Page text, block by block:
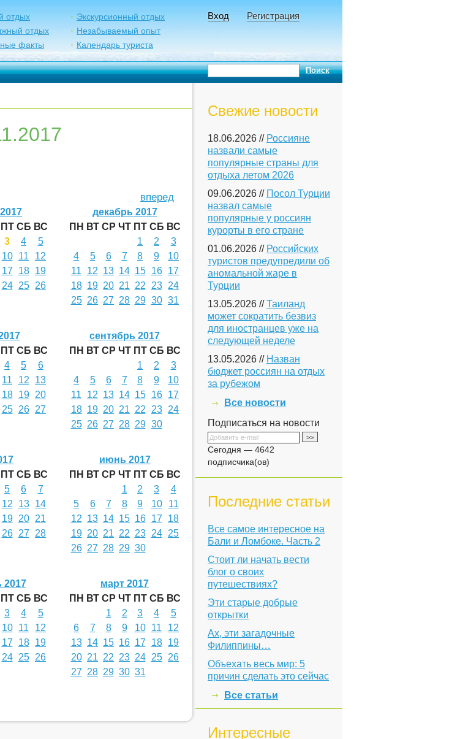
отдых
Экскурсионный отдых
отдых
Незабываемый опыт
факты
Календарь туриста
Вход Регистрация
вперед
ПТ СБ ВС
3 4
5
10 11
12
17 18
19
24 25
26
декабрь 2017
ПН ВТ СР ЧТ ПТ СБ ВС
1
2
3
4
5 6 7 8 9
10
11
12 13 14 15 16
17
18 19 20 21 22 23
24
25 26 27 28 29 30 31
ПТ СБ ВС
4 5
6
11 12
13
18 19
20
25 26
27
сентябрь 2017
ПН ВТ СР ЧТ ПТ СБ ВС
1
2
3
4
5 6 7 8 9
10
11
12 13 14 15 16
17
18 19 20 21 22 23
24
25 26 27 28 29 30
ПТ СБ ВС
5 6
7
12 13
14
19 20
21
26 27
28
июнь 2017
ПН ВТ СР ЧТ ПТ СБ ВС
1
2 3
4
5
6 7 8 9 10
11
12 13 14 15 16 17
18
19 20 21 22 23 24
25
26 27 28 29 30
2017
ПТ СБ ВС
3 4
5
10 11
12
17 18
19
24 25
26
март 2017
ПН ВТ СР ЧТ ПТ СБ ВС
1
2 3 4
5
6
7 8 9 10 11
12
13 14 15 16 17 18
19
20 21 22 23 24 25
26
27 28 29 30 31
Свежие новости
18.06.2026 // Россияне
назвали самые
популярные страны для
отдыха летом 2026
09.06.2026 // Посол Турции
назвал самые
популярные у россиян
курорты в его стране
01.06.2026 // Российских
туристов предупредили об
аномальной жаре в
Турции
13.05.2026 //Таиланд
может сократить безвиз
для иностранцев уже на
следующей неделе
13.05.2026 // Назван
бюджет россиян на отдых
за рубежом
Все новости
Подписаться на новости
Сегодня — 4642
подписчика(ов)
Последние статьи
Все самое интересное на
Бали и Ломбоке. Часть 2
Стоит ли начать вести
блог о своих
путешествиях?
Эти старые добрые
открытки
Ах, эти загадочные
Филиппины…
Объехать весь мир: 5
причин сделать это сейчас
Все статьи
Интересные